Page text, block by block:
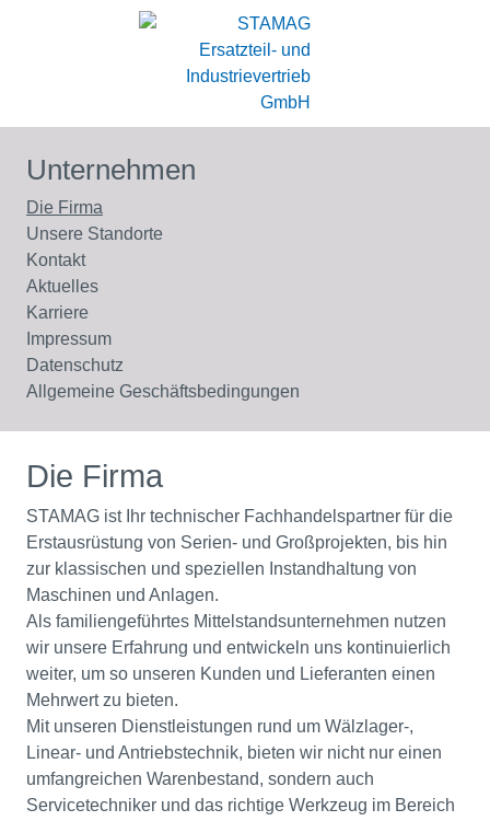
Unternehmen
Die Firma
Unsere Standorte
Kontakt
Aktuelles
Karriere
Impressum
Datenschutz
Allgemeine Geschäftsbedingungen
Die Firma
STAMAG ist Ihr technischer Fachhandelspartner für die
Erstausrüstung von Serien- und Großprojekten, bis hin
zur klassischen und speziellen Instandhaltung von
Maschinen und Anlagen.
Als familiengeführtes Mittelstandsunternehmen nutzen
wir unsere Erfahrung und entwickeln uns kontinuierlich
weiter, um so unseren Kunden und Lieferanten einen
Mehrwert zu bieten.
Mit unseren Dienstleistungen rund um Wälzlager-,
Linear- und Antriebstechnik, bieten wir nicht nur einen
umfangreichen Warenbestand, sondern auch
Servicetechniker und das richtige Werkzeug im Bereich